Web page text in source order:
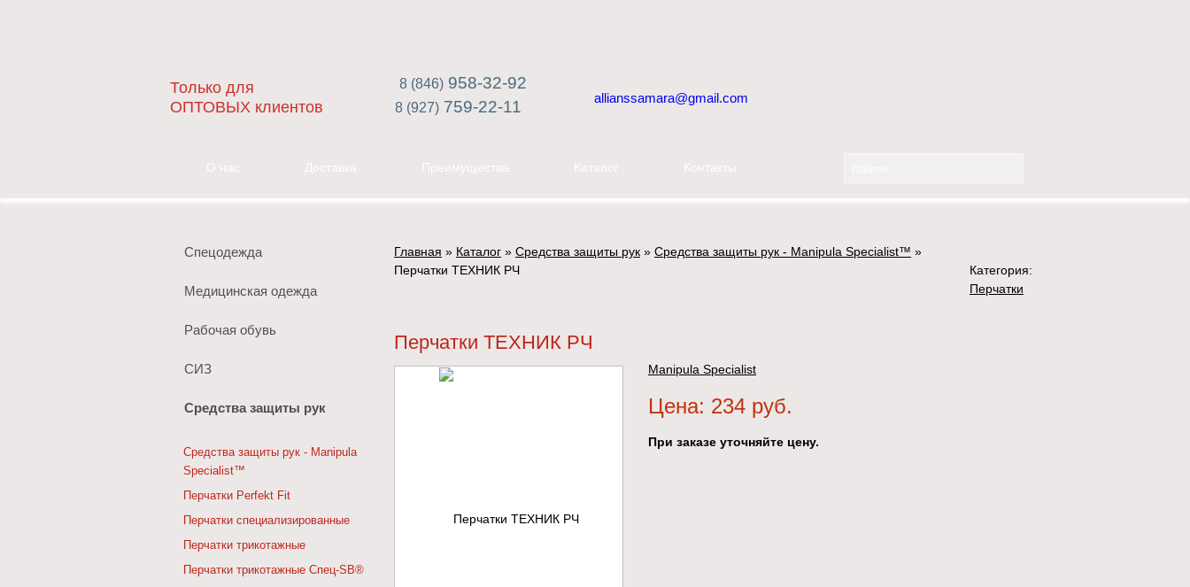
Только для
ОПТОВЫХ клиентов
8 (846) 958-32-92
8 (927) 759-22-11 allianssamara@gmail.com
О нас Доставка Преимущества Каталог Контакты
Спецодежда
Медицинская одежда
Рабочая обувь
СИЗ
Средства защиты рук
Средства защиты рук - Manipula
Specialist™
Перчатки Perfekt Fit
Перчатки специализированные
Перчатки трикотажные
Перчатки трикотажные Спец-SB®
Главная » Каталог » Средства защиты рук » Средства защиты рук - Manipula Specialist™ »
Перчатки ТЕХНИК РЧ
Перчатки ТЕХНИК РЧ
Категория:
Перчатки
Manipula Specialist
Цена: 234 руб.
При заказе уточняйте цену.